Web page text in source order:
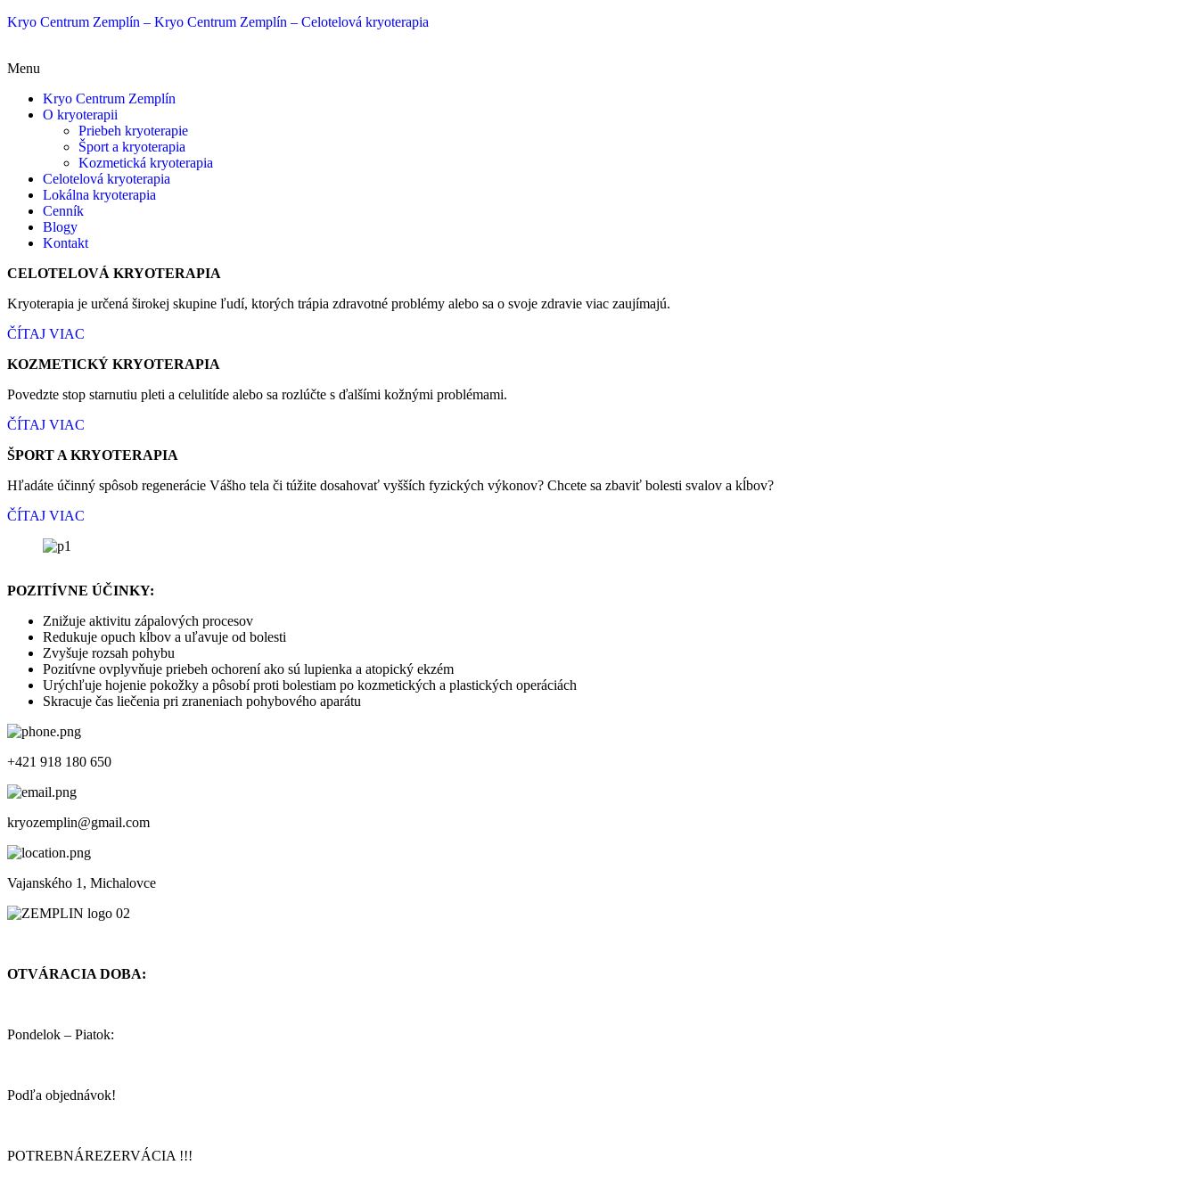
Kryo Centrum Zemplín – Kryo Centrum Zemplín – Celotelová kryoterapia
Menu
Kryo Centrum Zemplín
O kryoterapii
Priebeh kryoterapie
Šport a kryoterapia
Kozmetická kryoterapia
Celotelová kryoterapia
Lokálna kryoterapia
Cenník
Blogy
Kontakt
CELOTELOVÁ KRYOTERAPIA
Kryoterapia je určená širokej skupine ľudí, ktorých trápia zdravotné problémy alebo sa o svoje zdravie viac zaujímajú.
ČÍTAJ VIAC
KOZMETICKÝ KRYOTERAPIA
Povedzte stop starnutiu pleti a celulitíde alebo sa rozlúčte s ďalšími kožnými problémami.
ČÍTAJ VIAC
ŠPORT A KRYOTERAPIA
Hľadáte účinný spôsob regenerácie Vášho tela či túžite dosahovať vyšších fyzických výkonov? Chcete sa zbaviť bolesti svalov a kĺbov?
ČÍTAJ VIAC
POZITÍVNE ÚČINKY:
Znižuje aktivitu zápalových procesov
Redukuje opuch kĺbov a uľavuje od bolesti
Zvyšuje rozsah pohybu
Pozitívne ovplyvňuje priebeh ochorení ako sú lupienka a atopický ekzém
Urýchľuje hojenie pokožky a pôsobí proti bolestiam po kozmetických a plastických operáciách
Skracuje čas liečenia pri zraneniach pohybového aparátu
+421 918 180 650
kryozemplin@gmail.com
Vajanského 1, Michalovce
OTVÁRACIA DOBA:
Pondelok – Piatok:
Podľa objednávok!
POTREBNÁREZERVÁCIA !!!